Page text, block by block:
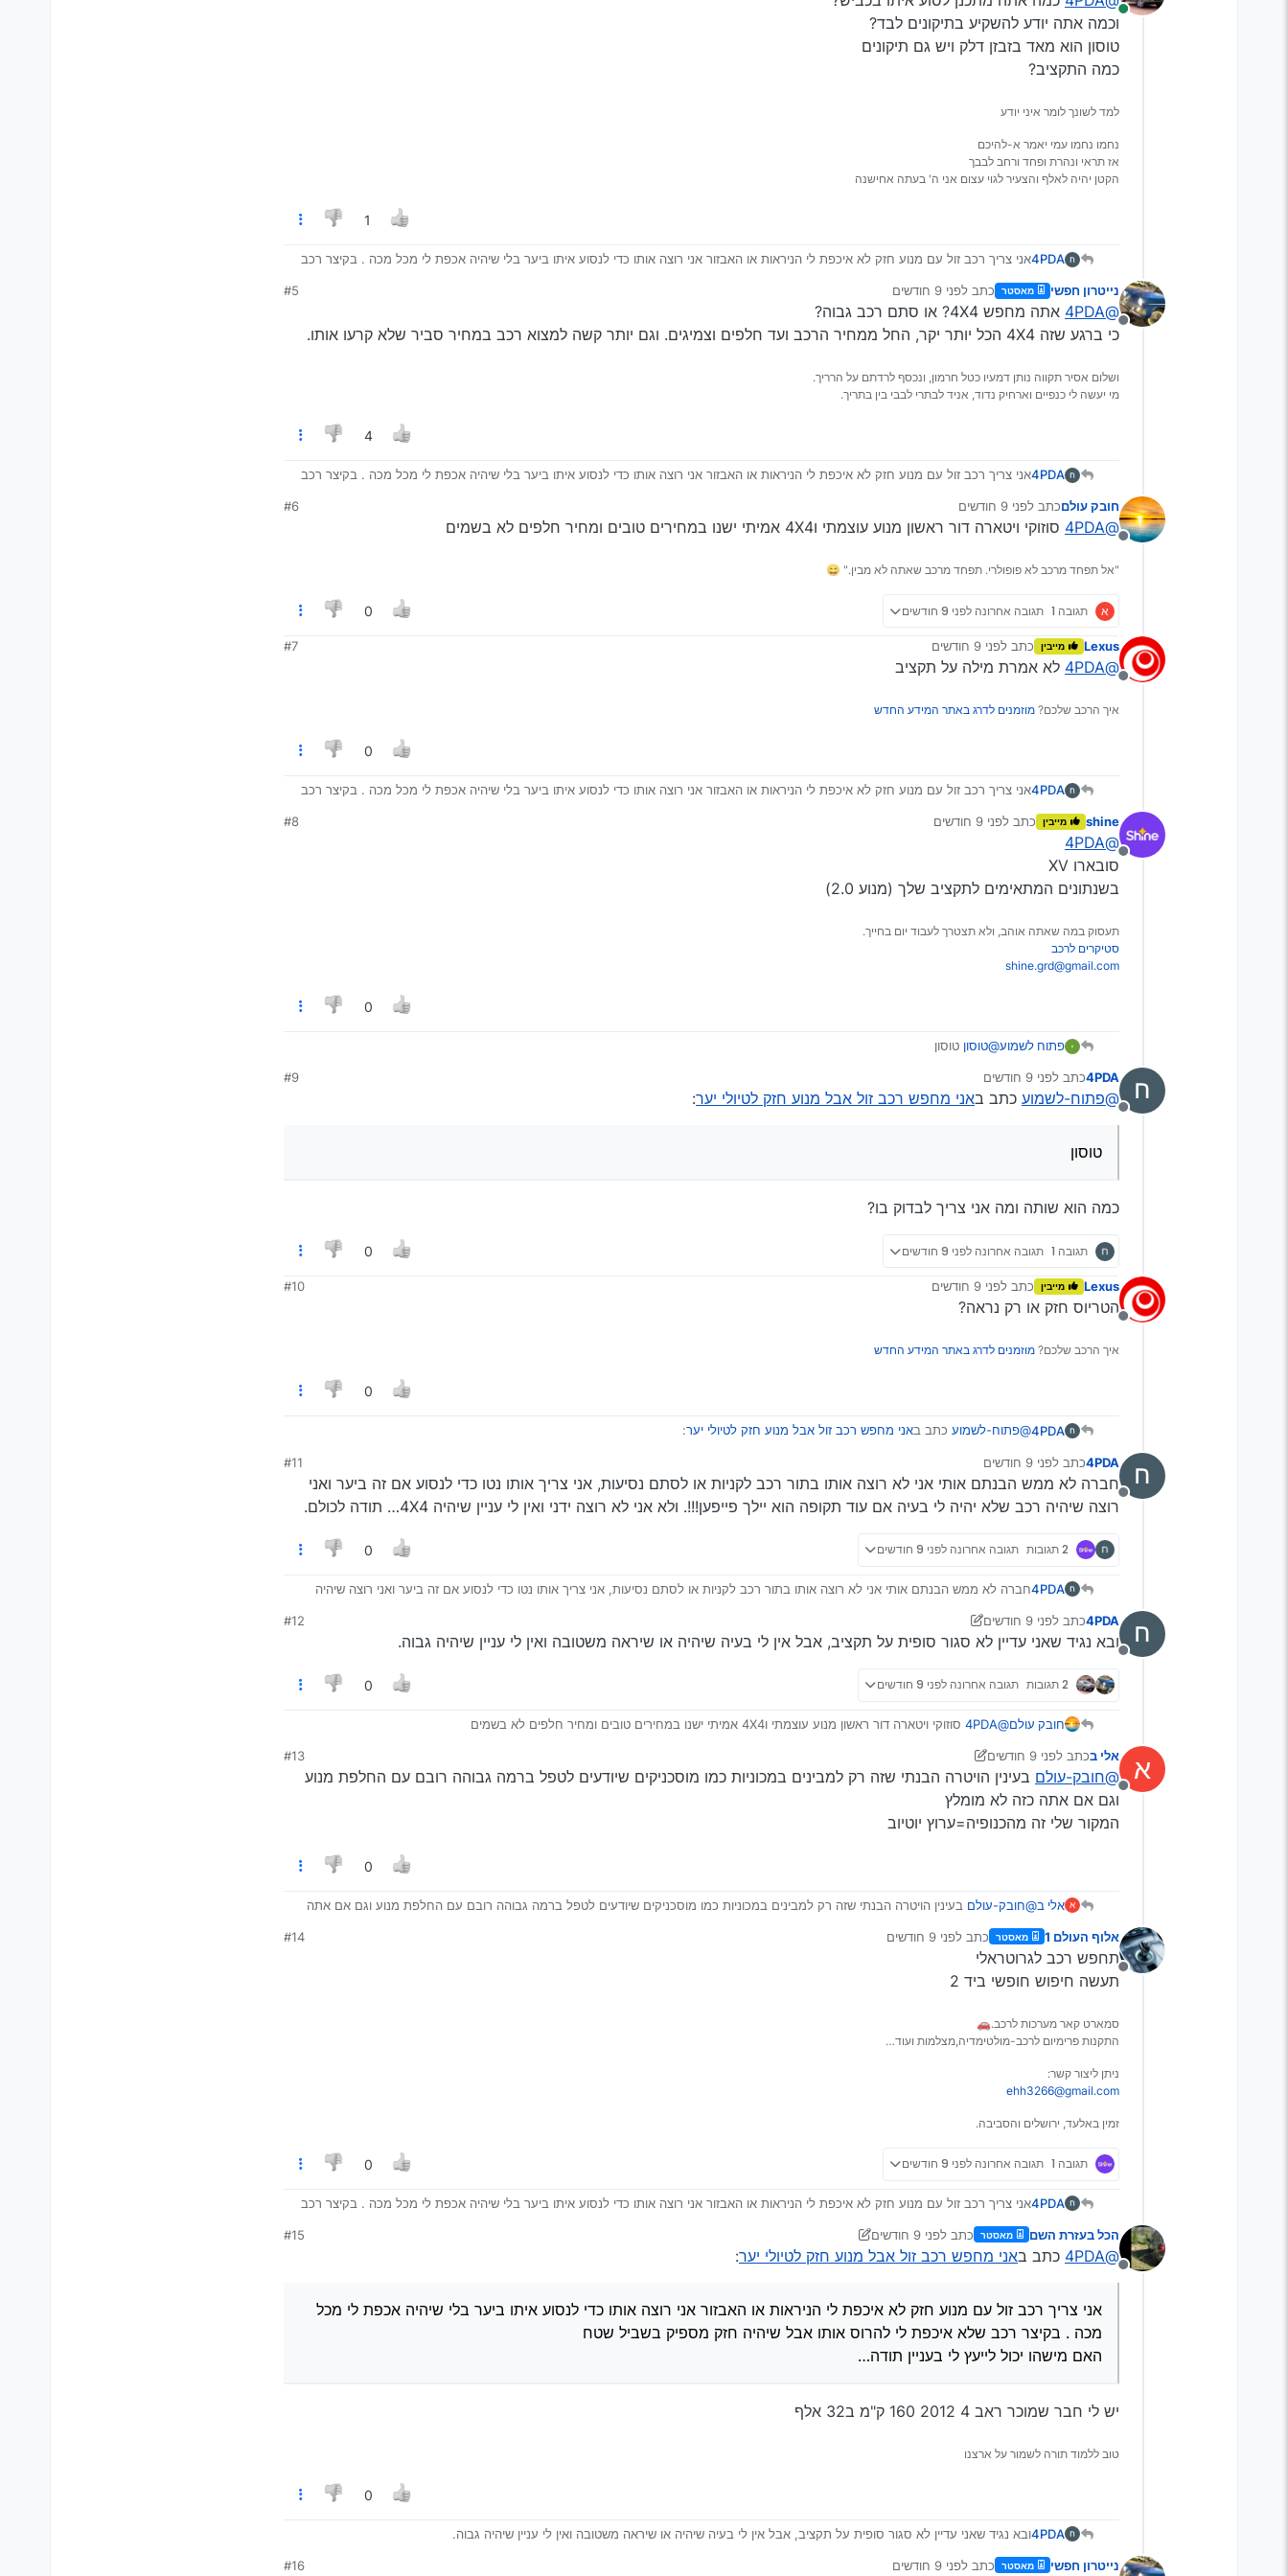
מחובר
וכמה אתה יודע להשקיע בתיקונים לבד?
טוסון הוא מאד בזבזן דלק ויש גם תיקונים
כמה התקציב?
למד לשונך לומר איני יודע
נחמו נחמו עמי יאמר א-להיכם
אז תראי ונהרת ופחד ורחב לבבך
הקטן יהיה לאלף והצעיר לגוי עצום אני ה' בעתה אחישנה
1
4PDAאני צריך רכב זול עם מנוע חזק לא איכפת לי הניראות או האבזור אני רוצה אותו כדי לנסוע איתו ביער בלי שיהיה אכפת לי מכל מכה . בקיצר רכב
האם מישהו יכול לייעץ לי בעניין תודה…
מנותק
נייטרון חפשי מאסטר כתב לפני 9 חודשים
נערך לאחרונה על ידי
#5
@4PDA
אתה מחפש 4X4? או סתם רכב גבוה?
כי ברגע שזה 4X4 הכל יותר יקר, החל ממחיר הרכב ועד חלפים וצמיגים. וגם יותר קשה למצוא רכב במחיר סביר שלא קרעו אותו.
ושלום אסיר תקווה נותן דמעיו כטל חרמון, ונכסף לרדתם על הרריך.
מי יעשה לי כנפיים וארחיק נדוד, אניד לבתרי לבבי בין בתריך.
4
4PDAאני צריך רכב זול עם מנוע חזק לא איכפת לי הניראות או האבזור אני רוצה אותו כדי לנסוע איתו ביער בלי שיהיה אכפת לי מכל מכה . בקיצר רכב
האם מישהו יכול לייעץ לי בעניין תודה…
מנותק
חובק עולםכתב לפני 9 חודשים
נערך לאחרונה על ידי
#6
@4PDA סוזוקי ויטארה דור ראשון מנוע עוצמתי ו4X4 אמיתי ישנו במחירים טובים ומחיר חלפים לא בשמים
"אל תפחד מרכב לא פופולרי. תפחד מרכב שאתה לא מבין." 😄
א תגובה 1 תגובה אחרונה לפני 9 חודשים 0
מנותק
Lexus מייבין כתב לפני 9 חודשים
נערך לאחרונה על ידי
#7
@4PDA לא אמרת מילה על תקציב
איך הרכב שלכם? מוזמנים לדרג באתר המידע החדש
0
4PDAאני צריך רכב זול עם מנוע חזק לא איכפת לי הניראות או האבזור אני רוצה אותו כדי לנסוע איתו ביער בלי שיהיה אכפת לי מכל מכה . בקיצר רכב
האם מישהו יכול לייעץ לי בעניין תודה…
מנותק
shine מייבין כתב לפני 9 חודשים
נערך לאחרונה על ידי
#8
@4PDA
סובארו XV
בשנתונים המתאימים לתקציב שלך (מנוע 2.0)
תעסוק במה שאתה אוהב, ולא תצטרך לעבוד יום בחייך.
סטיקרים לרכב
shine.grd@gmail.com
0
פתוח לשמוע@טוסון טוסון
מנותק
4PDAכתב לפני 9 חודשים
נערך לאחרונה על ידי
#9
@פתוח-לשמוע כתב באני מחפש רכב זול אבל מנוע חזק לטיולי יער:
טוסון
כמה הוא שותה ומה אני צריך לבדוק בו?
תגובה 1 תגובה אחרונה לפני 9 חודשים 0
מנותק
Lexus מייבין כתב לפני 9 חודשים
נערך לאחרונה על ידי
#10
הטריוס חזק או רק נראה?
איך הרכב שלכם? מוזמנים לדרג באתר המידע החדש
0
4PDA@פתוח-לשמוע כתב באני מחפש רכב זול אבל מנוע חזק לטיולי יער:
טוסון
מנותק
4PDAכתב לפני 9 חודשים
נערך לאחרונה על ידי
#11
חברה לא ממש הבנתם אותי אני לא רוצה אותו בתור רכב לקניות או לסתם נסיעות, אני צריך אותו נטו כדי לנסוע אם זה ביער ואני
רוצה שיהיה רכב שלא יהיה לי בעיה אם עוד תקופה הוא יילך פייפען!!!. ולא אני לא רוצה ידני ואין לי עניין שיהיה 4X4… תודה לכולם.
2 תגובות תגובה אחרונה לפני 9 חודשים 0
4PDAחברה לא ממש הבנתם אותי אני לא רוצה אותו בתור רכב לקניות או לסתם נסיעות, אני צריך אותו נטו כדי לנסוע אם זה ביער ואני רוצה שיהיה
מנותק
4PDAכתב לפני 9 חודשים
נערך לאחרונה על ידי יוני
#12
ובא נגיד שאני עדיין לא סגור סופית על תקציב, אבל אין לי בעיה שיהיה או שיראה משטובה ואין לי עניין שיהיה גבוה.
2 תגובות תגובה אחרונה לפני 9 חודשים 0
חובק עולם@4PDA סוזוקי ויטארה דור ראשון מנוע עוצמתי ו4X4 אמיתי ישנו במחירים טובים ומחיר חלפים לא בשמים
א
מנותק
אלי בכתב לפני 9 חודשים
נערך לאחרונה על ידי יוני
#13
@חובק-עולם בעינין הויטרה הבנתי שזה רק למבינים במכוניות כמו מוסכניקים שיודעים לטפל ברמה גבוהה רובם עם החלפת מנוע
וגם אם אתה כזה לא מומלץ
המקור שלי זה מהכנופיה=ערוץ יוטיוב
0
א אלי ב@חובק-עולם בעינין הויטרה הבנתי שזה רק למבינים במכוניות כמו מוסכניקים שיודעים לטפל ברמה גבוהה רובם עם החלפת מנוע וגם אם אתה
המקור שלי זה מהכנופיה=ערוץ יוטיוב
מנותק
אלוף העולם 1 מאסטר כתב לפני 9 חודשים
נערך לאחרונה על ידי
#14
תחפש רכב לגרוטראלי
תעשה חיפוש חופשי ביד 2
סמארט קאר מערכות לרכב.🚗
התקנות פרימיום לרכב-מולטימדיה,מצלמות ועוד…
ניתן ליצור קשר:
ehh3266@gmail.com
זמין באלעד, ירושלים והסביבה.
תגובה 1 תגובה אחרונה לפני 9 חודשים 0
4PDAאני צריך רכב זול עם מנוע חזק לא איכפת לי הניראות או האבזור אני רוצה אותו כדי לנסוע איתו ביער בלי שיהיה אכפת לי מכל מכה . בקיצר רכב
האם מישהו יכול לייעץ לי בעניין תודה…
מנותק
הכל בעזרת השם מאסטר כתב לפני 9 חודשים
נערך לאחרונה על ידי יוני
#15
@4PDA כתב באני מחפש רכב זול אבל מנוע חזק לטיולי יער:
אני צריך רכב זול עם מנוע חזק לא איכפת לי הניראות או האבזור אני רוצה אותו כדי לנסוע איתו ביער בלי שיהיה אכפת לי מכל
מכה . בקיצר רכב שלא איכפת לי להרוס אותו אבל שיהיה חזק מספיק בשביל שטח
האם מישהו יכול לייעץ לי בעניין תודה…
יש לי חבר שמוכר ראב 4 2012 160 ק"מ ב32 אלף
טוב ללמוד תורה לשמור על ארצנו
0
4PDAובא נגיד שאני עדיין לא סגור סופית על תקציב, אבל אין לי בעיה שיהיה או שיראה משטובה ואין לי עניין שיהיה גבוה.
נייטרון חפשי מאסטר כתב לפני 9 חודשים #16